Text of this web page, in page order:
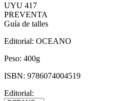
UYU 417
PREVENTA
Guía de talles
Editorial: OCEANO
Peso: 400g
ISBN: 9786074004519
Editorial: